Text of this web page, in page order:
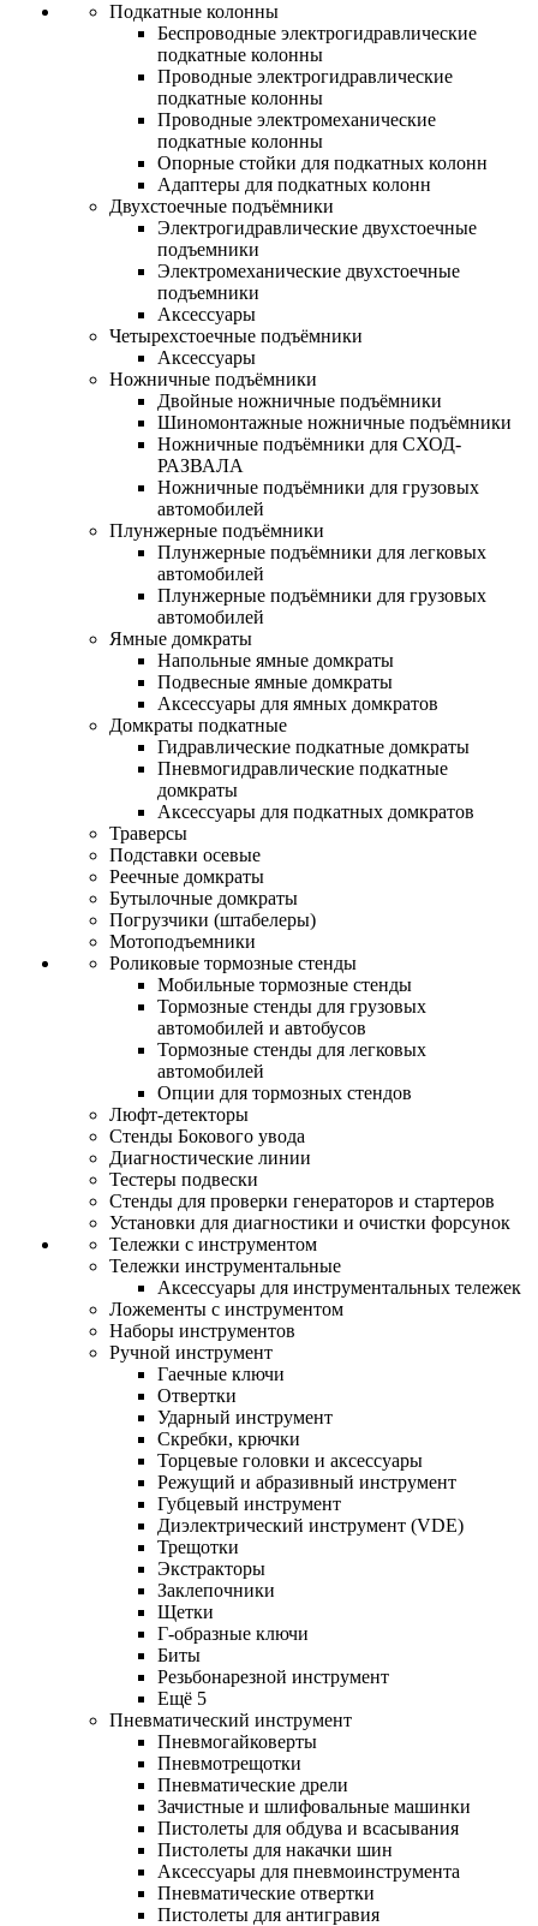
Подкатные колонны
Беспроводные электрогидравлические
подкатные колонны
Проводные электрогидравлические
подкатные колонны
Проводные электромеханические
подкатные колонны
Опорные стойки для подкатных колонн
Адаптеры для подкатных колонн
Двухстоечные подъёмники
Электрогидравлические двухстоечные
подъемники
Электромеханические двухстоечные
подъемники
Аксессуары
Четырехстоечные подъёмники
Аксессуары
Ножничные подъёмники
Двойные ножничные подъёмники
Шиномонтажные ножничные подъёмники
Ножничные подъёмники для СХОД-
РАЗВАЛА
Ножничные подъёмники для грузовых
автомобилей
Плунжерные подъёмники
Плунжерные подъёмники для легковых
автомобилей
Плунжерные подъёмники для грузовых
автомобилей
Ямные домкраты
Напольные ямные домкраты
Подвесные ямные домкраты
Аксессуары для ямных домкратов
Домкраты подкатные
Гидравлические подкатные домкраты
Пневмогидравлические подкатные
домкраты
Аксессуары для подкатных домкратов
Траверсы
Подставки осевые
Реечные домкраты
Бутылочные домкраты
Погрузчики (штабелеры)
Мотоподъемники
Роликовые тормозные стенды
Мобильные тормозные стенды
Тормозные стенды для грузовых
автомобилей и автобусов
Тормозные стенды для легковых
автомобилей
Опции для тормозных стендов
Люфт-детекторы
Стенды Бокового увода
Диагностические линии
Тестеры подвески
Стенды для проверки генераторов и стартеров
Установки для диагностики и очистки форсунок
Тележки с инструментом
Тележки инструментальные
Аксессуары для инструментальных тележек
Ложементы с инструментом
Наборы инструментов
Ручной инструмент
Гаечные ключи
Отвертки
Ударный инструмент
Скребки, крючки
Торцевые головки и аксессуары
Режущий и абразивный инструмент
Губцевый инструмент
Диэлектрический инструмент (VDE)
Трещотки
Экстракторы
Заклепочники
Щетки
Г-образные ключи
Биты
Резьбонарезной инструмент
Ещё 5
Пневматический инструмент
Пневмогайковерты
Пневмотрещотки
Пневматические дрели
Зачистные и шлифовальные машинки
Пистолеты для обдува и всасывания
Пистолеты для накачки шин
Аксессуары для пневмоинструмента
Пневматические отвертки
Пистолеты для антигравия